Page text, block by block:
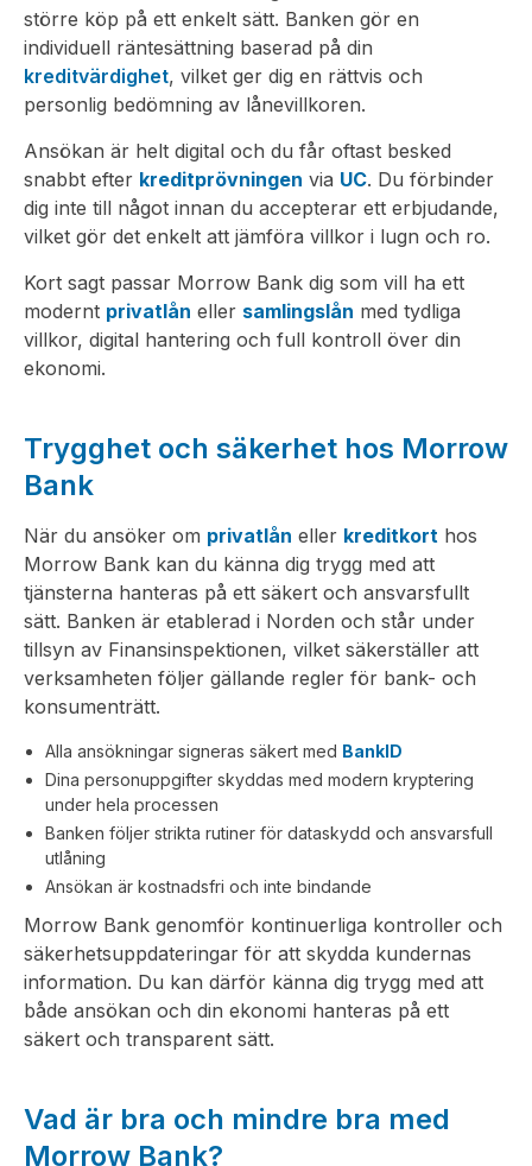
större köp på ett enkelt sätt. Banken gör en
individuell räntesättning baserad på din
kreditvärdighet, vilket ger dig en rättvis och
personlig bedömning av lånevillkoren.
Ansökan är helt digital och du får oftast besked
snabbt efter kreditprövningen via UC. Du förbinder
dig inte till något innan du accepterar ett erbjudande,
vilket gör det enkelt att jämföra villkor i lugn och ro.
Kort sagt passar Morrow Bank dig som vill ha ett
modernt privatlån eller samlingslån med tydliga
villkor, digital hantering och full kontroll över din
ekonomi.
Trygghet och säkerhet hos Morrow
Bank
När du ansöker om privatlån eller kreditkort hos
Morrow Bank kan du känna dig trygg med att
tjänsterna hanteras på ett säkert och ansvarsfullt
sätt. Banken är etablerad i Norden och står under
tillsyn av Finansinspektionen, vilket säkerställer att
verksamheten följer gällande regler för bank- och
konsumenträtt.
Alla ansökningar signeras säkert med BankID
Dina personuppgifter skyddas med modern kryptering
under hela processen
Banken följer strikta rutiner för dataskydd och ansvarsfull
utlåning
Ansökan är kostnadsfri och inte bindande
Morrow Bank genomför kontinuerliga kontroller och
säkerhetsuppdateringar för att skydda kundernas
information. Du kan därför känna dig trygg med att
både ansökan och din ekonomi hanteras på ett
säkert och transparent sätt.
Vad är bra och mindre bra med
Morrow Bank?